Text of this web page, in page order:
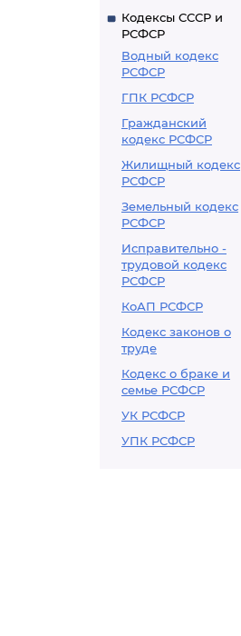
Кодексы СССР и
РСФСР
Водный кодекс
РСФСР
ГПК РСФСР
Гражданский
кодекс РСФСР
Жилищный кодекс
РСФСР
Земельный кодекс
РСФСР
Исправительно -
трудовой кодекс
РСФСР
КоАП РСФСР
Кодекс законов о
труде
Кодекс о браке и
семье РСФСР
УК РСФСР
УПК РСФСР